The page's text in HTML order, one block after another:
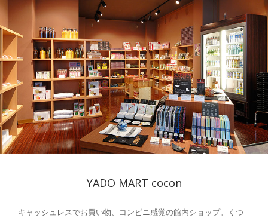
YADO MART cocon
キャッシュレスでお買い物、コンビニ感覚の館内ショップ。くつ